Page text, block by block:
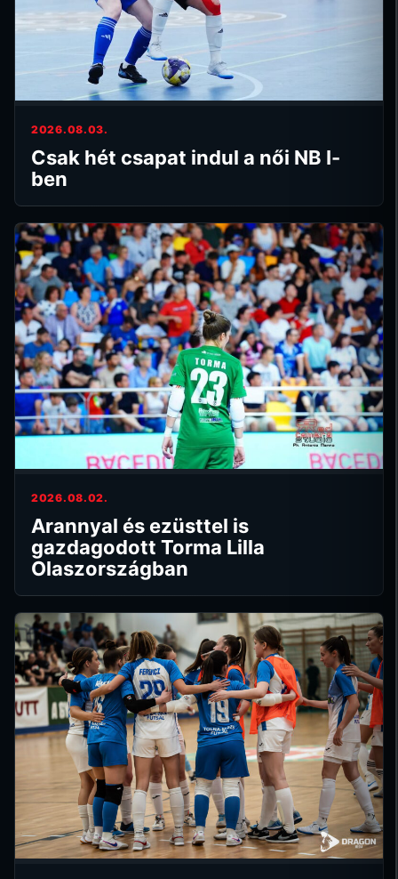
2026.08.03.
Csak hét csapat indul a női NB I-
ben
2026.08.02.
Arannyal és ezüsttel is
gazdagodott Torma Lilla
Olaszországban